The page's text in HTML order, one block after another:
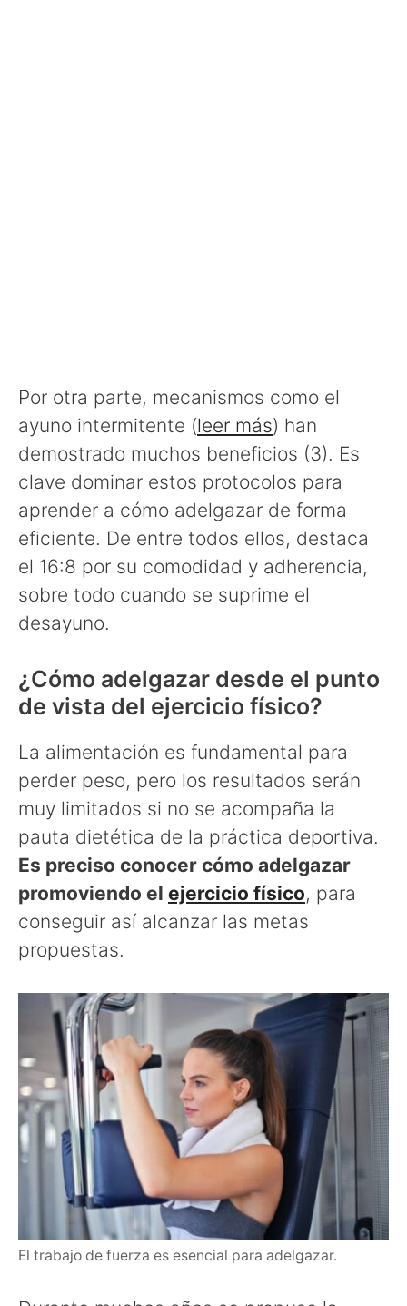
Por otra parte, mecanismos como el
ayuno intermitente (leer más) han
demostrado muchos beneficios (3). Es
clave dominar estos protocolos para
aprender a cómo adelgazar de forma
eficiente. De entre todos ellos, destaca
el 16:8 por su comodidad y adherencia,
sobre todo cuando se suprime el
desayuno.
¿Cómo adelgazar desde el punto
de vista del ejercicio físico?
La alimentación es fundamental para
perder peso, pero los resultados serán
muy limitados si no se acompaña la
pauta dietética de la práctica deportiva.
Es preciso conocer cómo adelgazar
promoviendo el ejercicio físico, para
conseguir así alcanzar las metas
propuestas.
El trabajo de fuerza es esencial para adelgazar.